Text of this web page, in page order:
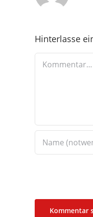
Hinterlasse
Kommentar